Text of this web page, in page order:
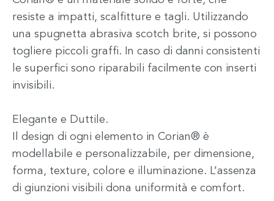
resiste a impatti, scalfitture e tagli. Utilizzando
una spugnetta abrasiva scotch brite, si possono
togliere piccoli graffi. In caso di danni consistenti
le superfici sono riparabili facilmente con inserti
invisibili.
Elegante e Duttile.
Il design di ogni elemento in Corian® è
modellabile e personalizzabile, per dimensione,
forma, texture, colore e illuminazione. L’assenza
di giunzioni visibili dona uniformità e comfort.